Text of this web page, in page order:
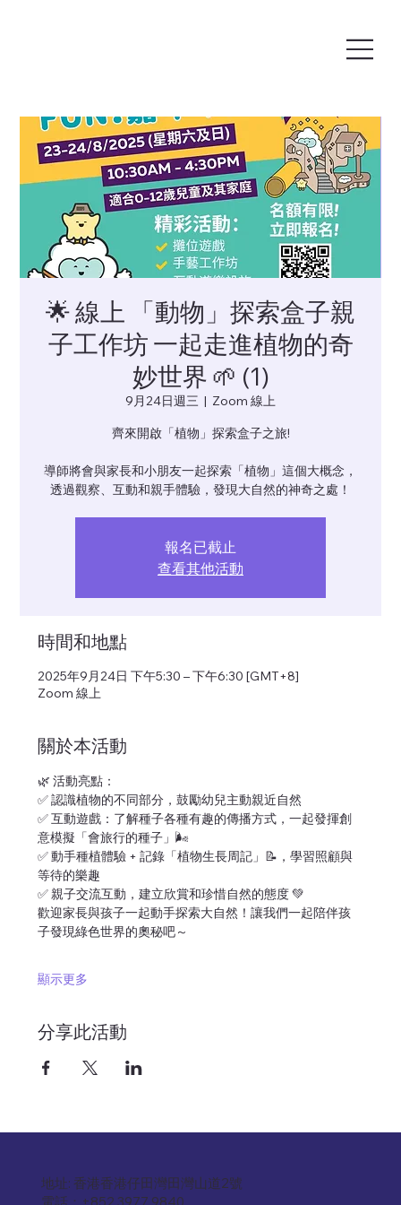
🌟 線上 「動物」探索盒子親
子工作坊 一起走進植物的奇
妙世界 🌱 (1)
9月24日週三
  |
Zoom 線上
齊來開啟「植物」探索盒子之旅!
導師將會與家長和小朋友一起探索「植物」這個大概念，
透過觀察、互動和親手體驗，發現大自然的神奇之處！
報名已截止
查看其他活動
時間和地點
2025年9月24日 下午5:30 – 下午6:30 [GMT+8]
Zoom 線上
關於本活動
🌿 活動亮點：
✅ 認識植物的不同部分，鼓勵幼兒主動親近自然
✅ 互動遊戲：了解種子各種有趣的傳播方式，一起發揮創
意模擬「會旅行的種子」🌬️
✅ 動手種植體驗 + 記錄「植物生長周記」📝，學習照顧與
等待的樂趣
✅ 親子交流互動，建立欣賞和珍惜自然的態度 💚
歡迎家長與孩子一起動手探索大自然！讓我們一起陪伴孩
子發現綠色世界的奧秘吧～
顯示更多
分享此活動
地址: 香港香港仔田灣田灣山道2號